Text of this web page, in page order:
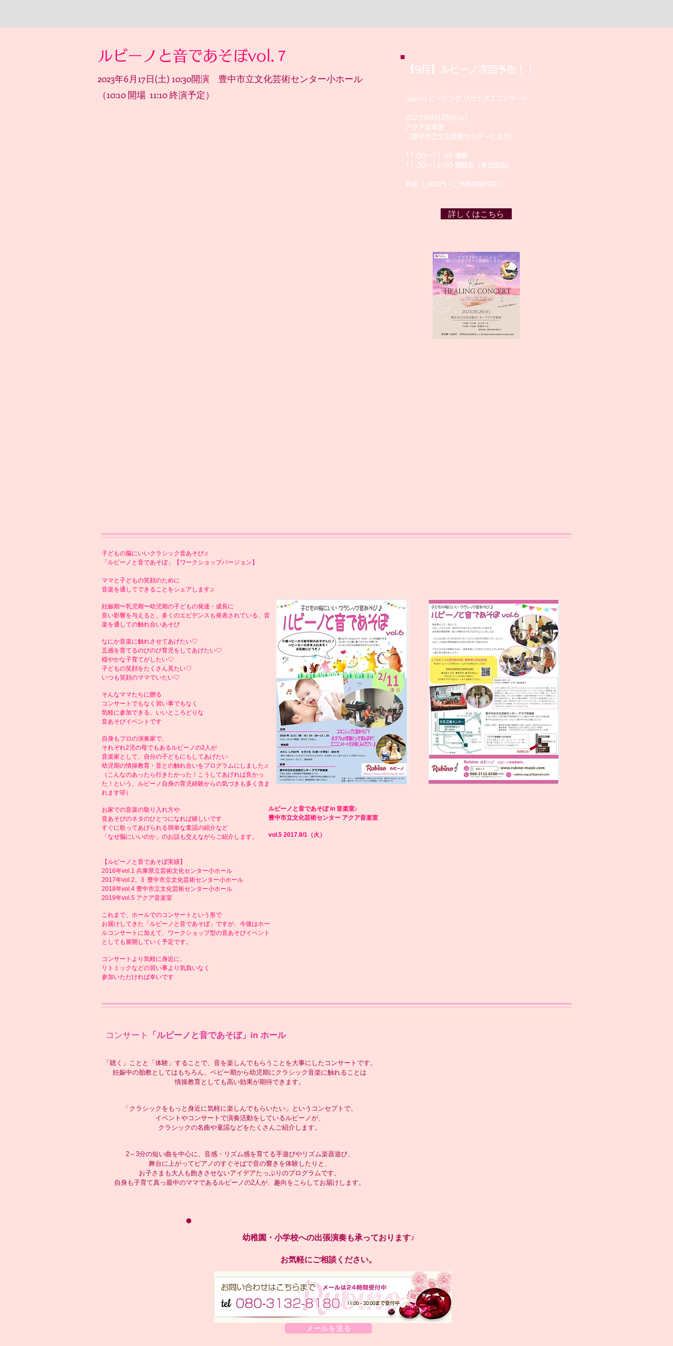
​ルビーノと音であそぼvol.７
2023年6月17日(土) 10:30開演 豊中市立文化芸術センター小ホール
​（10:10 開場 11:10 終演予定）
​【9月】ルビーノ次回予告！！
rubino ヒーリング リラックスコンサート
2023年9月26日(火)
アクア音楽室
（豊中市立文化芸術センターとなり）
11:00〜11:30 演奏
11:30〜12:00 親睦会（参加自由）
​料金 1,000円 /ご予約は受付中！
詳しくはこちら
子どもの脳にいいクラシック音あそび♫
「ルビーノと音であそぼ」【ワークショップバージョン】
ママと子どもの笑顔のために
音楽を通してできることをシェアします♫
妊娠期〜乳児期〜幼児期の子どもの発達・成長に
良い影響を与えると、多くのエビデンスも発表されている、音
楽を通しての触れ合いあそび
なにか音楽に触れさせてあげたい♡
五感を育てるのびのび育児をしてあげたい♡
穏やかな子育てがしたい♡
子どもの笑顔をたくさん見たい♡
いつも笑顔のママでいたい♡
そんなママたちに贈る
コンサートでもなく習い事でもなく
気軽に参加できる、いいところどりな
音あそびイベントです
自身もプロの演奏家で、
それぞれ2児の母でもあるルビーノの2人が
音楽家として、自分の子どもにもしてあげたい
幼児期の情操教育・音との触れ合いをプログラムにしました♫
（こんなのあったら行きたかった！こうしてあげれば良かっ
た！という、ルビーノ自身の育児経験からの気づきも多く含ま
れます🤣）
お家での音楽の取り入れ方や
音あそびのネタのひとつになれば嬉しいです
すぐに歌ってあげられる簡単な童謡の紹介など
「なぜ脳にいいのか」のお話も交えながら ご紹介します。
【ルビーノと音であそぼ実績】
2016年vol.1 兵庫県立芸術文化センター小ホール
2017年vol.2、3 豊中市立文化芸術センター小ホール
2018年vol.4 豊中市立文化芸術センター小ホール
2019年vol.5 アクア音楽室
これまで、ホールでのコンサートという形で
お届けしてきた「ルビーノと音であそぼ」ですが、今後はホー
ルコンサートに加えて、ワークショップ型の音あそびイベント
としても展開していく予定です。
コンサートより気軽に身近に、
リトミックなどの習い事より気負いなく
参加いただければ幸いです
ルビーノと音であそぼ in 音楽室♪
​豊中市立文化芸術センター アクア音楽室
vol.5 2017.8/1（火）
コンサート 「ルビーノと音であそぼ」in ホール
「聴く」ことと「体験」することで、音を楽しんでもらうことを大事にしたコンサートです。
妊娠中の胎教としてはもちろん、ベビー期から幼児期にクラシック音楽に触れることは
情操教育としても高い効果が期待できます。
「クラシックをもっと身近に気軽に楽しんでもらいたい」というコンセプトで、
イベントやコンサートで演奏活動をしているルビーノが、
クラシックの名曲や童謡などをたくさんご紹介します。
2～3分の短い曲を中心に、音感・リズム感を育てる手遊びやリズム楽器遊び、
舞台に上がってピアノのすぐそばで音の響きを体験したりと、
お子さまも大人も飽きさせないアイデアたっぷりのプログラムです。
自身も子育て真っ最中のママであるルビーノの2人が、趣向をこらしてお届けします。
幼稚園・小学校への出張演奏も承っております♪
​お気軽にご相談ください。
メールを送る